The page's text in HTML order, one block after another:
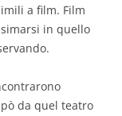
a film. Film
in quello
da quel teatro